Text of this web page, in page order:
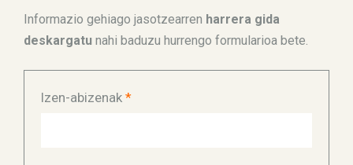
Informazio gehiago jasotzearren harrera gida
deskargatu nahi baduzu hurrengo formularioa bete.
Izen-abizenak *